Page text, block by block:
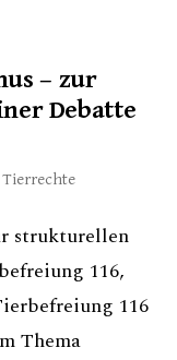
– zur
Debatte
Tierrechte
strukturellen
116,
116
Thema